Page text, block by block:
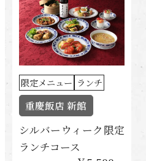
限定メニュー ランチ
重慶飯店 新館
シルバーウィーク限定
ランチコース